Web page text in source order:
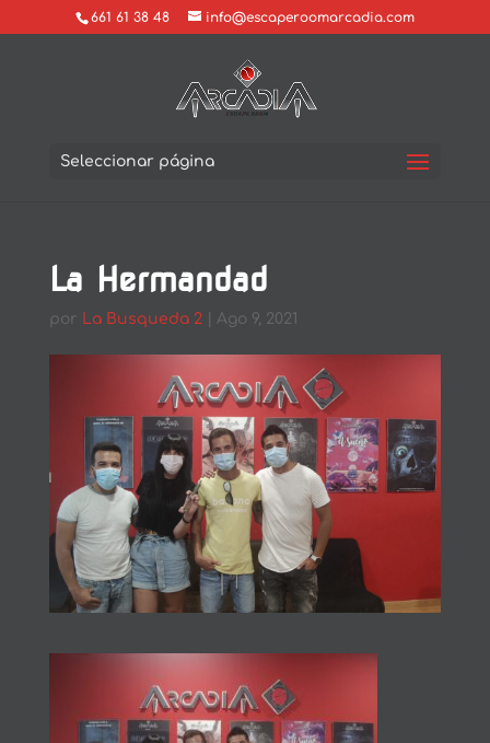
661 61 38 48 info@escaperoomarcadia.com
Seleccionar página
La Hermandad
por La Busqueda 2| Ago 9, 2021